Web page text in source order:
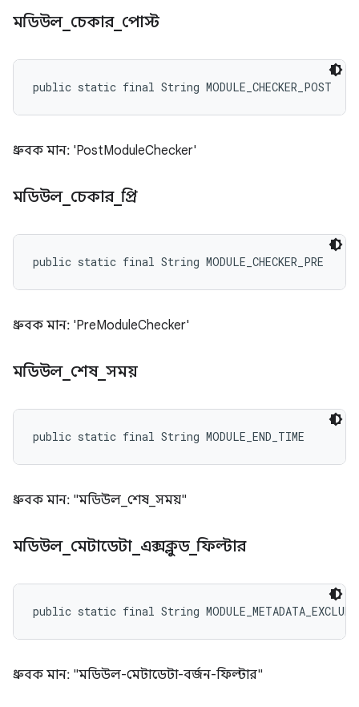
মডিউল_ চেকার_ পোস্ট
public static final String MODULE_CHECKER_POST
ধ্রুবক মান: 'PostModuleChecker'
মডিউল_ চেকার_প্রি
public static final String MODULE_CHECKER_PRE
ধ্রুবক মান: 'PreModuleChecker'
মডিউল_ শেষ_ সময়
public static final String MODULE_END_TIME
ধ্রুবক মান: "মডিউল_শেষ_সময়"
মডিউল_ মেটাডেটা_ এক্সক্লুড_ফিল্টার
public static final String
ধ্রুবক মান: "মডিউল-মেটাডেটা-বর্জন-ফিল্টার"